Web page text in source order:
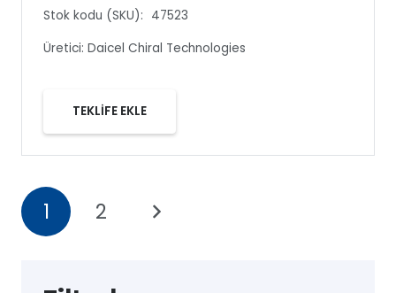
Stok kodu (SKU): 47523
Üretici: Daicel Chiral Technologies
TEKLİFE EKLE
1 2